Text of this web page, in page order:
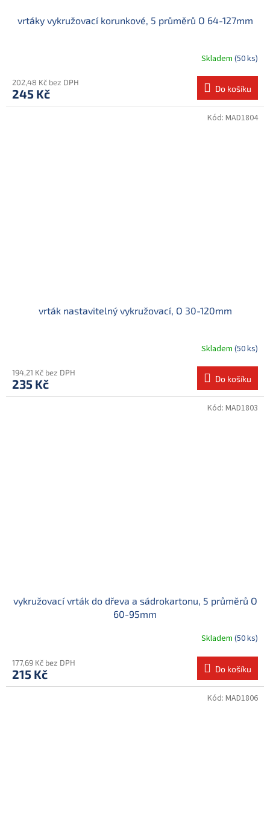
vrtáky vykružovací korunkové, 5 průměrů O 64-127mm
Skladem (50 ks)
202,48 Kč bez DPH
245 Kč Do košíku
vrták nastavitelný vykružovací, O 30-120mm
Skladem (50 ks)
194,21 Kč bez DPH
235 Kč Do košíku
Kód: MAD1804
vykružovací vrták do dřeva a sádrokartonu, 5 průměrů O
60-95mm
Skladem (50 ks)
177,69 Kč bez DPH
215 Kč Do košíku
Kód: MAD1803
Kód: MAD1806